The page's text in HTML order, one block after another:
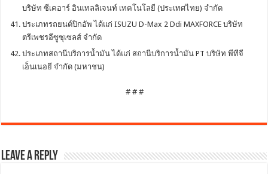
บริษัท ซีเคอาร์ อินเทลลิเจนท์ เทคโนโลยี (ประเทศไทย) จำกัด
ประเภทรถยนต์ปิกอัพ ได้แก่ ISUZU D-Max 2 Ddi MAXFORCE บริษัท
ตรีเพชรอีซูซุเซลส์ จำกัด
ประเภทสถานีบริการน้ำมัน ได้แก่ สถานีบริการน้ำมัน PT บริษัท พีทีจี
เอ็นเนอยี จำกัด (มหาชน)
# # #
Leave a Reply